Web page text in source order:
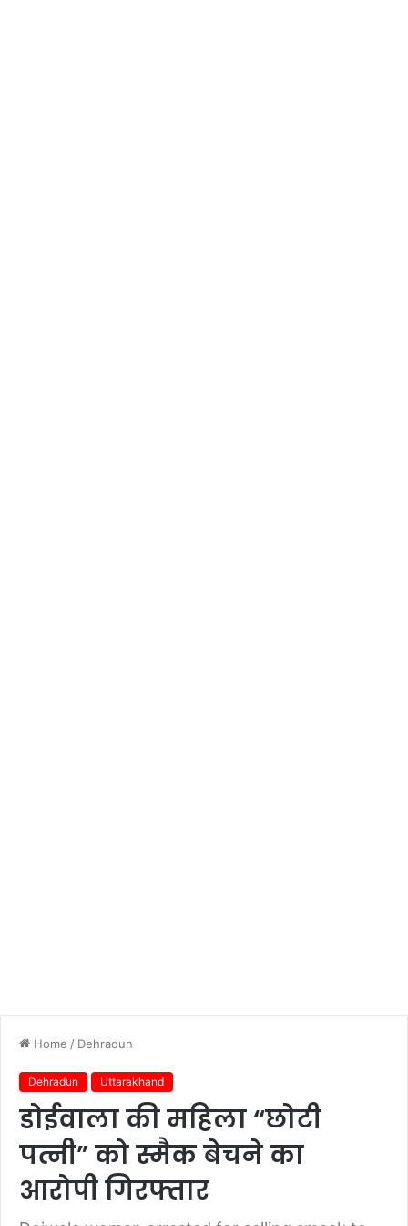
Home / Dehradun
Dehradun Uttarakhand
डोईवाला की महिला “छोटी
पत्नी” को स्मैक बेचने का
आरोपी गिरफ्तार